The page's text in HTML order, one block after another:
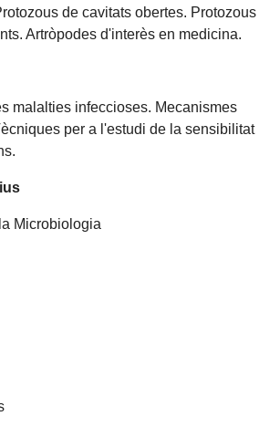
de cavitats obertes. Protozous
Artròpodes d'interès en medicina.
malalties infeccioses. Mecanismes
per a l'estudi de la sensibilitat
Microbiologia